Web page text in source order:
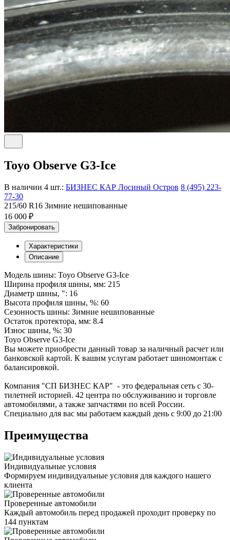
Toyo Observe G3-Ice
В наличии 4 шт.: БИЗНЕС КАР Лосиный Остров 8 (495) 223-
77-30
215/60 R16 Зимние нешипованные
16 000 ₽
Забронировать
Характеристики
Описание
Модель шины: Toyo Observe G3-Ice
Ширина профиля шины, мм: 215
Диаметр шины, ": 16
Высота профиля шины, %: 60
Сезонность шины: Зимние нешипованные
Остаток протектора, мм: 8.4
Износ шины, %: 30
Toyo Observe G3-Ice
Вы можете приобрести данный товар за наличный расчет или
банковской картой. К вашим услугам работает шиномонтаж с
балансировкой.
Компания "СП БИЗНЕС КАР" - это федеральная сеть с 30-
тилетней историей. 42 центра по обслуживанию и торговле
автомобилями, а также запчастями по всей России.
Специально для вас мы работаем каждый день с 9:00 до 21:00
Преимущества
Индивидуальные условия
Формируем индивидуальные условия для каждого нашего
клиента
Проверенные автомобили
Каждый автомобиль перед продажей проходит проверку по
144 пунктам